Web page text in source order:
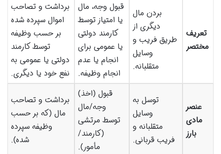
تعریف
مختصر
بردن مال
دیگری از
طریق فریب و
وسایل
متقلبانه.
قبول وجه، مال
یا امتیاز توسط
کارمند دولتی
یا عمومی برای
انجام یا عدم
انجام وظیفه.
برداشت و تصاحب
اموال سپرده شده
بر حسب وظیفه
توسط کارمند
دولتی یا عمومی به
نفع خود یا دیگری.
عنصر
مادی
بارز
توسل به
وسایل
متقلبانه و
فریب قربانی.
قبول (اخذ)
وجه/مال
توسط مرتشی
(کارمند/
مأمور).
برداشت و تصاحب
مال (که بر حسب
وظیفه سپرده
شده).